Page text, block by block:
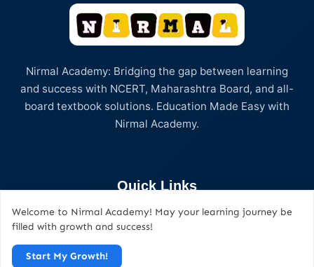
Nirmal Academy: Bridging the gap between learning
and success with NCERT, Maharashtra Board, and all-
board textbook solutions. Education Made Easy with
Nirmal Academy.
Quick Links
Home
Welcome to Nirmal Academy! May your learning journey be
filled with growth and success!
Start My Growth!